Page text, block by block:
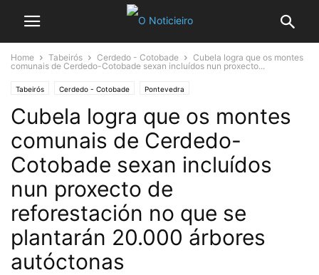
Home Tabeirós Cerdedo - Cotobade
Cubela logra que os montes
comunais de Cerdedo-Cotobade sexan incluídos nun proxecto...
Tabeirós Cerdedo - Cotobade Pontevedra
Cubela logra que os montes
comunais de Cerdedo-
Cotobade sexan incluídos
nun proxecto de
reforestación no que se
plantarán 20.000 árbores
autóctonas